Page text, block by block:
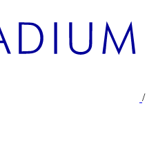
/